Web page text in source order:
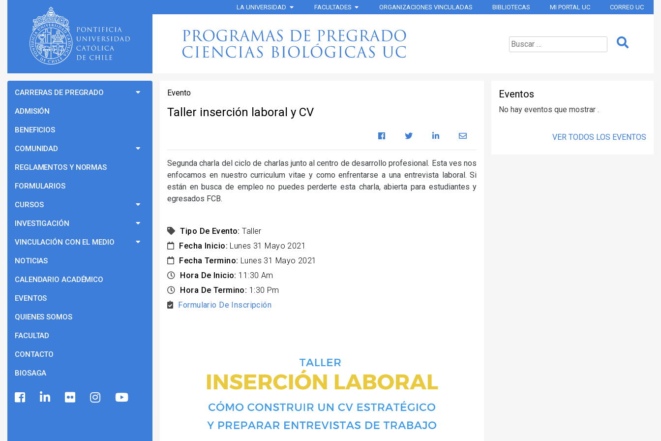
LA UNIVERSIDAD FACULTADES ORGANIZACIONES VINCULADAS BIBLIOTECAS MI PORTAL UC CORREO UC
Evento
Taller inserción laboral y CV
Segunda charla del ciclo de charlas junto al centro de desarrollo profesional. Esta ves nos
enfocamos en nuestro curriculum vitae y como enfrentarse a una entrevista laboral. Si
están en busca de empleo no puedes perderte esta charla, abierta para estudiantes y
egresados FCB.
Tipo De Evento: Taller
Fecha Inicio: Lunes 31 Mayo 2021
Fecha Termino: Lunes 31 Mayo 2021
Hora De Inicio: 11:30 Am
Hora De Termino: 1:30 Pm
Formulario De Inscripción
CARRERAS DE PREGRADO
ADMISIÓN
BENEFICIOS
COMUNIDAD
REGLAMENTOS Y NORMAS
FORMULARIOS
CURSOS
INVESTIGACIÓN
VINCULACIÓN CON EL MEDIO
NOTICIAS
CALENDARIO ACADÉMICO
EVENTOS
QUIENES SOMOS
FACULTAD
CONTACTO
BIOSAGA
Eventos
No hay eventos que mostrar .
VER TODOS LOS EVENTOS